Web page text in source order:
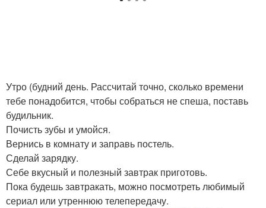
Утро (будний день. Рассчитай точно, сколько времени
тебе понадобится, чтобы собраться не спеша, поставь
будильник.
Почисть зубы и умойся.
Вернись в комнату и заправь постель.
Сделай зарядку.
Себе вкусный и полезный завтрак приготовь.
Пока будешь завтракать, можно посмотреть любимый
сериал или утреннюю телепередачу.